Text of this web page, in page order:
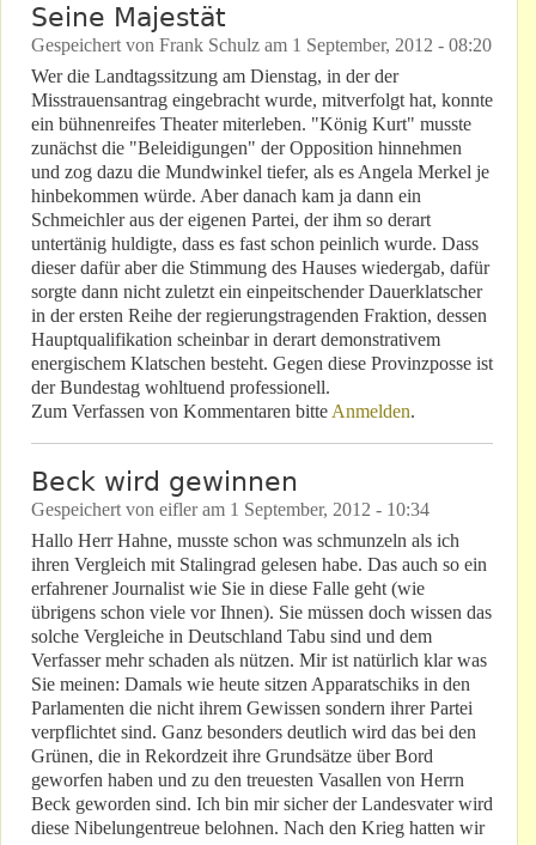
Seine Majestät
Gespeichert von Frank Schulz am 1 September, 2012 - 08:20
Wer die Landtagssitzung am Dienstag, in der der
Misstrauensantrag eingebracht wurde, mitverfolgt hat, konnte
ein bühnenreifes Theater miterleben. "König Kurt" musste
zunächst die "Beleidigungen" der Opposition hinnehmen
und zog dazu die Mundwinkel tiefer, als es Angela Merkel je
hinbekommen würde. Aber danach kam ja dann ein
Schmeichler aus der eigenen Partei, der ihm so derart
untertänig huldigte, dass es fast schon peinlich wurde. Dass
dieser dafür aber die Stimmung des Hauses wiedergab, dafür
sorgte dann nicht zuletzt ein einpeitschender Dauerklatscher
in der ersten Reihe der regierungstragenden Fraktion, dessen
Hauptqualifikation scheinbar in derart demonstrativem
energischem Klatschen besteht. Gegen diese Provinzposse ist
der Bundestag wohltuend professionell.
Zum Verfassen von Kommentaren bitte Anmelden.
Beck wird gewinnen
Gespeichert von eifleram 1 September, 2012 - 10:34
Hallo Herr Hahne, musste schon was schmunzeln als ich
ihren Vergleich mit Stalingrad gelesen habe. Das auch so ein
erfahrener Journalist wie Sie in diese Falle geht (wie
übrigens schon viele vor Ihnen). Sie müssen doch wissen das
solche Vergleiche in Deutschland Tabu sind und dem
Verfasser mehr schaden als nützen. Mir ist natürlich klar was
Sie meinen: Damals wie heute sitzen Apparatschiks in den
Parlamenten die nicht ihrem Gewissen sondern ihrer Partei
verpflichtet sind. Ganz besonders deutlich wird das bei den
Grünen, die in Rekordzeit ihre Grundsätze über Bord
geworfen haben und zu den treuesten Vasallen von Herrn
Beck geworden sind. Ich bin mir sicher der Landesvater wird
diese Nibelungentreue belohnen. Nach den Krieg hatten wir